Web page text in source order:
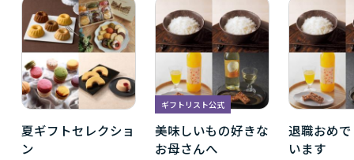
夏ギフトセレクショ
ン
ギフトリスト公式
美味しいもの好きな
お母さんへ
退職おめ
います